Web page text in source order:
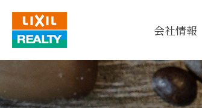
会社情報
会社情報
サービス
事業内容